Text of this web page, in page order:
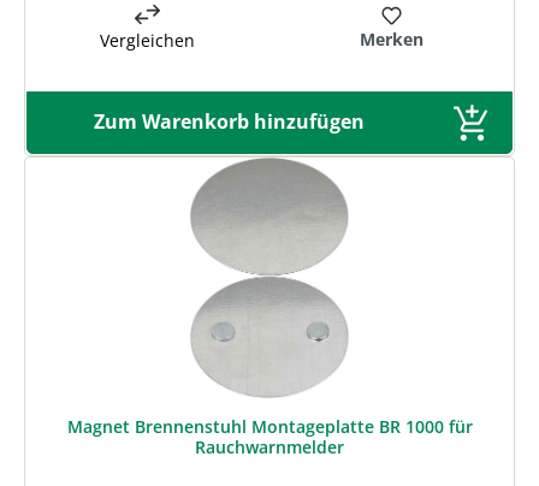
Vergleichen Merken
Zum Warenkorb hinzufügen
Magnet Brennenstuhl Montageplatte BR 1000 für
Rauchwarnmelder